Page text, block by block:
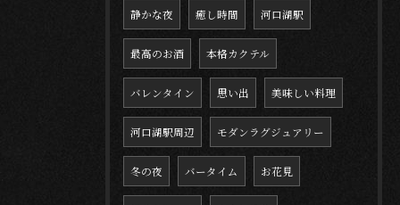
静かな夜 癒し時間 河口湖駅
最高のお酒 本格カクテル
バレンタイン 思い出 美味しい料理
河口湖駅周辺 モダンラグジュアリー
冬の夜 バータイム お花見